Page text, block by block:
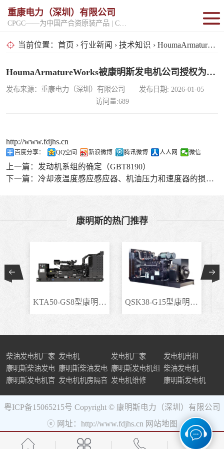
重康电力（深圳）有限公司
当前位置： 首页 › 行业新闻 › 技术知识 › HoumaArmatureWorks被康明斯发电机公司授权为北美地区提供商
HoumaArmatureWorks被康明斯发电机公司授权为北美地区提供商
发布来源：重康电力（深圳）有限公司 发布日期: 2026-01-05
访问量:689
http://www.fdjhs.cn
百度分享： QQ空间 新浪微博 腾讯微博 人人网 微信
上一篇： 发动机系组的确定（GBT8190）
下一篇： 冷却液温度感应感应器、机油压力和速度器的损坏检验
康明斯的热门推荐
KTA50-GS8型康明斯柴.. QSK38-G15型康明斯柴..
柴油发电机厂家 发电机 发电机厂家
发电机出租
康明斯柴油发电
机组
康明斯柴油发电
机
康明斯发电机组 柴油发电机
康明斯发电机官 发电机机房隔音 发电机维修 康明斯发电机
粤ICP备15065215号 Copyright © 康明斯电力（深圳）有限公司
ⓔ 网址：http://www.fdjhs.cn 网站地图
固定开架式
超静音型
移动电站